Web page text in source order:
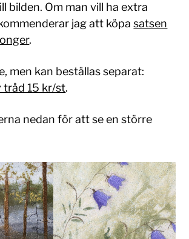
bilden. Om man vill ha extra
jag att köpasatsen
.
men kan beställas separat:
tråd 15 kr/st.
nedan för att se en större